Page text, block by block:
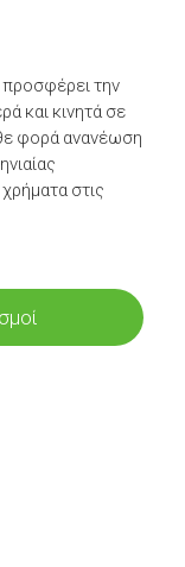
την
και κινητά σε
φορά ανανέωση
στις